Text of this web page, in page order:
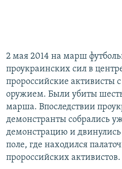
2 мая 2014 на марш
проукраинских сил в
пророссийские активисты
оружием. Были убиты
марша. Впоследствии
демонстранты собрались
демонстрацию и
поле, где находился
пророссийских активистов.